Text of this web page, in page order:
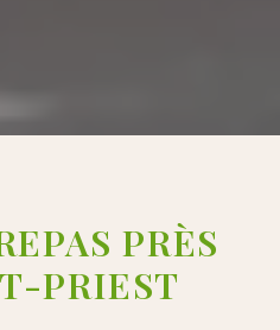
PRÈS
PRIEST